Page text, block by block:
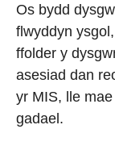
Os bydd
flwyddyn
ffolder y
asesiad dan
yr MIS, lle
gadael.